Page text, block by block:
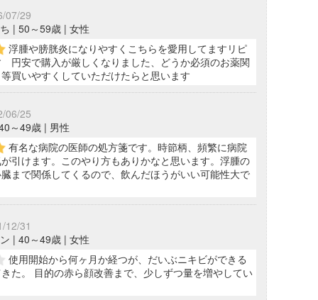
07/29
| 50～59歳 | 女性
浮腫や膀胱炎になりやすくこちらを愛用してますリピ
円安で購入が厳しくなりました、どうか必須のお薬関
買いやすくしていただけたらと思います
06/25
～49歳 | 男性
有名な病院の医師の処方箋です。時節柄、頻繁に病院
引けます。このやり方もありかなと思います。浮腫の
まで関係してくるので、飲んだほうがいい可能性大で
12/31
| 40～49歳 | 女性
使用開始から何ヶ月か経つが、だいぶニキビができる
た。 目的の赤ら顔改善まで、少しずつ量を増やしてい